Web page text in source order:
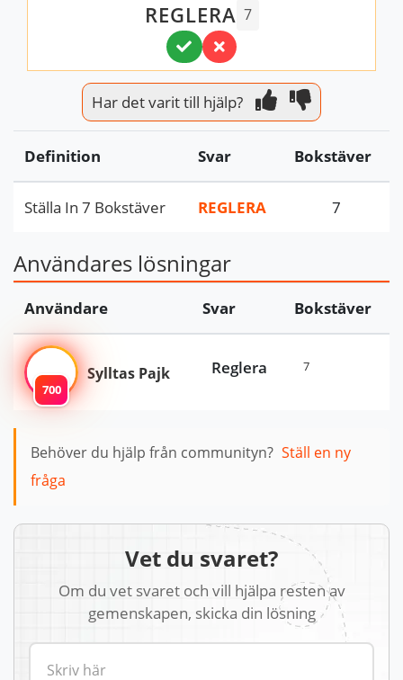
REGLERA 7
Har det varit till hjälp?
Definition Svar Bokstäver
Ställa In 7 Bokstäver REGLERA 7
Användares lösningar
Användare Svar Bokstäver
700
Sylltas Pajk Reglera 7
Behöver du hjälp från communityn? Ställ en ny
fråga
Vet du svaret?
Om du vet svaret och vill hjälpa resten av
gemenskapen, skicka din lösning